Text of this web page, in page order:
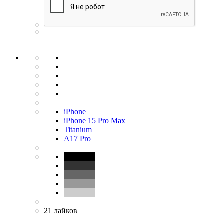
iPhone
iPhone 15 Pro Max
Titanium
A17 Pro
21 лайков